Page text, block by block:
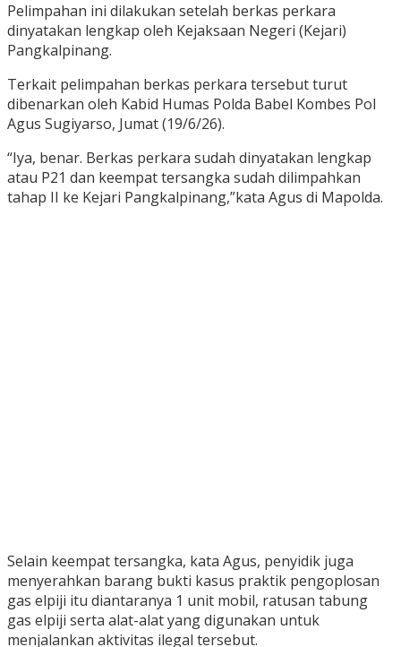
Pelimpahan ini dilakukan setelah berkas perkara
dinyatakan lengkap oleh Kejaksaan Negeri (Kejari)
Pangkalpinang.
Terkait pelimpahan berkas perkara tersebut turut
dibenarkan oleh Kabid Humas Polda Babel Kombes Pol
Agus Sugiyarso, Jumat (19/6/26).
“Iya, benar. Berkas perkara sudah dinyatakan lengkap
atau P21 dan keempat tersangka sudah dilimpahkan
tahap II ke Kejari Pangkalpinang,”kata Agus di Mapolda.
Selain keempat tersangka, kata Agus, penyidik juga
menyerahkan barang bukti kasus praktik pengoplosan
gas elpiji itu diantaranya 1 unit mobil, ratusan tabung
gas elpiji serta alat-alat yang digunakan untuk
menjalankan aktivitas ilegal tersebut.